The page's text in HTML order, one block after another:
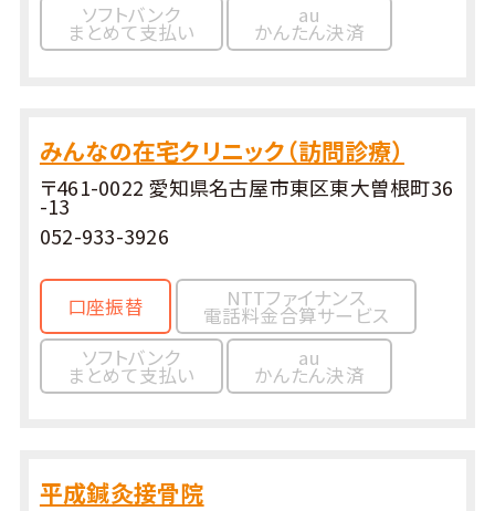
ソフトバンク
まとめて支払い
au
かんたん決済
みんなの在宅クリニック（訪問診療）
〒461-0022 愛知県名古屋市東区東大曽根町36
-13
052-933-3926
口座振替 NTTファイナンス
電話料金合算サービス
ソフトバンク
まとめて支払い
au
かんたん決済
平成鍼灸接骨院